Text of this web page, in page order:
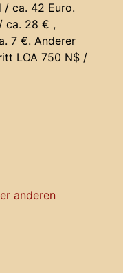
/ ca. 42 Euro.
ca. 28 € ,
7 €. Anderer
LOA 750 N$ /
anderen